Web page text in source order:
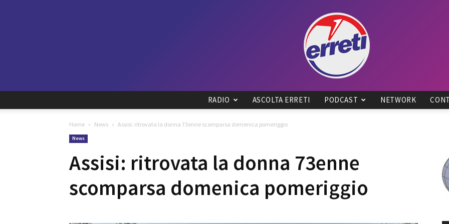
Tadino
RADIO ASCOLTA ERRETI PODCAST NETWORK
Home News Assisi: ritrovata la donna 73enne scomparsa domenica pomeriggio
News
Assisi: ritrovata la donna 73enne
scomparsa domenica pomeriggio